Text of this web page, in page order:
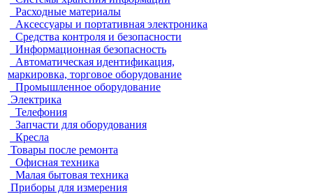
Расходные материалы
Аксессуары и портативная электроника
Средства контроля и безопасности
Информационная безопасность
Автоматическая идентификация,
маркировка, торговое оборудование
Промышленное оборудование
Электрика
Телефония
Запчасти для оборудования
Кресла
Товары после ремонта
Офисная техника
Малая бытовая техника
Приборы для измерения